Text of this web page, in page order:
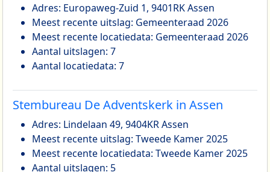
Adres: Europaweg-Zuid 1, 9401RK Assen
Meest recente uitslag: Gemeenteraad 2026
Meest recente locatiedata: Gemeenteraad 2026
Aantal uitslagen: 7
Aantal locatiedata: 7
Stembureau De Adventskerk in Assen
Adres: Lindelaan 49, 9404KR Assen
Meest recente uitslag: Tweede Kamer 2025
Meest recente locatiedata: Tweede Kamer 2025
Aantal uitslagen: 5